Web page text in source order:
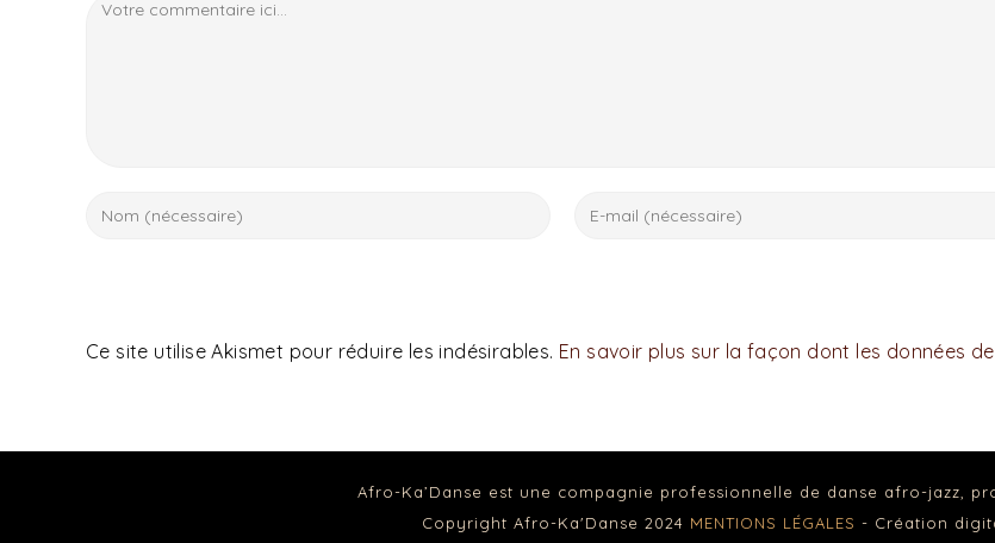
Ce site utilise Akismet pour réduire les indésirables. En savoir plus sur la façon dont les données
Afro-Ka’Danse est une compagnie professionnelle de danse afro-jazz,
Copyright Afro-Ka'Danse 2024 MENTIONS LÉGALES - Création